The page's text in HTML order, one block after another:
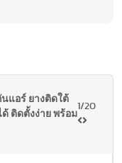
แอร์ ยางติดใต้
ติดตั้งง่าย พร้อม
1/20